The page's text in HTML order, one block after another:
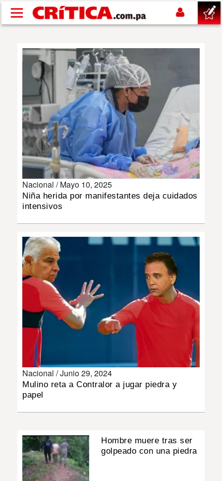
Pasar al contenido principal
NACIONAL
POLÍTICA
SHOW
DEPORTES
INSÓLITAS
MULTIMEDIA
Nacional /Mayo 10, 2025
Niña herida por manifestantes deja cuidados
intensivos
Nacional /Junio 29, 2024
Mulino reta a Contralor a jugar piedra y
papel
Hombre muere tras ser
golpeado con una piedra